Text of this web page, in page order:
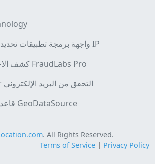
واجهة برمجة تطبيقات تحديد الموقع الجغرافي لـ IP
كشف الاحتيال لبطاقة ائتمان FraudLabs Pro
MailboxValidator التحقق من البريد الإلكتروني
قاعدة بيانات مدن العالم GeoDataSource
. All Rights Reserved.
Terms of Service | Privacy Policy